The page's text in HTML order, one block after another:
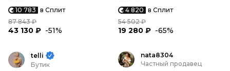
10 783 в Сплит
87 843 ₽
43 130 ₽ -51%
4 820 в Сплит
54 502 ₽
19 280 ₽ -65%
telli
Бутик
nata8304
Частный продавец